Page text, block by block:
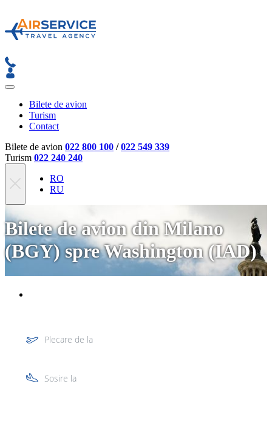
Bilete de avion
Turism
Contact
Bilete de avion 022 800 100 /022 549 339
Turism 022 240 240
RO
RU
Bilete de avion din Milano
(BGY) spre Washington (IAD)
Plecare de la
Sosire la